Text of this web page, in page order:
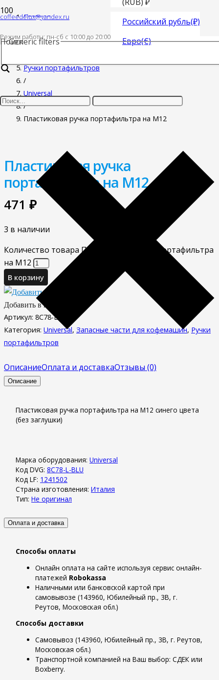
coffeedelux@yandex.ru
Режим работы: пн-cб с 10:00 до 20:00
Российский рубль(₽)
Евро(€)
Поиск
Generic filters
Главная
Запасные части для кофемашин
Ручки портафильтров
/
Universal
/
Пластиковая ручка портафильтра на M12
Пластиковая ручка
портафильтра на M12
471 ₽
3 в наличии
Количество товара Пластиковая ручка портафильтра
на M12
В корзину
Добавить в избранное
Артикул: 8C78-L-BLU
Категория: Universal, Запасные части для кофемашин, Ручки
портафильтров
ОписаниеОплата и доставкаОтзывы (0)
Описание
Пластиковая ручка портафильтра на M12 синего цвета
(без заглушки)
Марка оборудования: Universal
Код DVG: 8C78-L-BLU
Код LF: 1241502
Страна изготовления: Италия
Тип: Не оригинал
Оплата и доставка
Способы оплаты
Онлайн оплата на сайте используя сервис онлайн-
платежей Robokassa
Наличными или банковской картой при
самовывозе (143960, Юбилейный пр., 3В, г.
Реутов, Московская обл.)
Способы доставки
Самовывоз (143960, Юбилейный пр., 3В, г. Реутов,
Московская обл.)
Транспортной компанией на Ваш выбор: СДЕК или
Boxberry.